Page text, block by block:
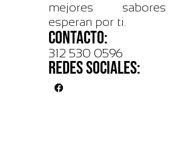
mejores sabores
esperan por ti.
CONTACTO:
312 530 0596
REDES SOCIALES: